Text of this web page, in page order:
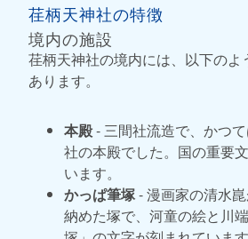
荏柄天神社の特徴
境内の施設
荏柄天神社の境内には、以下の
あります。
本殿- 三間社流造で、かつ
社の本殿でした。国の重要
います。
かっぱ筆塚- 漫画家の清水
納めた塚で、河童の絵と川